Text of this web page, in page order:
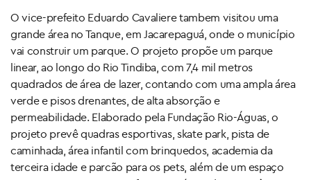
O vice-prefeito Eduardo Cavaliere tambem visitou uma
grande área no Tanque, em Jacarepaguá, onde o município
vai construir um parque. O projeto propõe um parque
linear, ao longo do Rio Tindiba, com 7,4 mil metros
quadrados de área de lazer, contando com uma ampla área
verde e pisos drenantes, de alta absorção e
permeabilidade. Elaborado pela Fundação Rio-Águas, o
projeto prevê quadras esportivas, skate park, pista de
caminhada, área infantil com brinquedos, academia da
terceira idade e parcão para os pets, além de um espaço